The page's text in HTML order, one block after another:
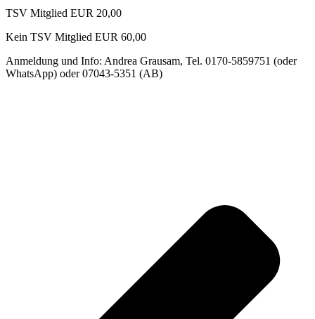
TSV Mitglied EUR 20,00
Kein TSV Mitglied EUR 60,00
Anmeldung und Info: Andrea Grausam, Tel. 0170-5859751 (oder
WhatsApp) oder 07043-5351 (AB)